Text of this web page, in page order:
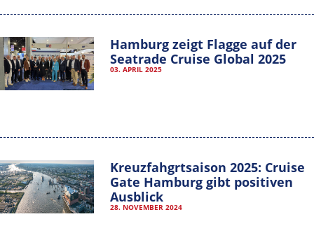
Hamburg zeigt Flagge auf der
Seatrade Cruise Global 2025
03. APRIL 2025
Kreuzfahgrtsaison 2025: Cruise
Gate Hamburg gibt positiven
Ausblick
28. NOVEMBER 2024
Hamburg Cruise Net e. V.
Wexstrasse 7